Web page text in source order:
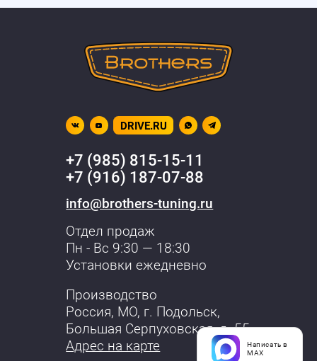
DRIVE.RU
+7 (985) 815-15-11
+7 (916) 187-07-88
info@brothers-tuning.ru
Отдел продаж
Пн - Вс 9:30 — 18:30
Установки ежедневно
Производство
Россия, МО, г. Подольск,
Большая Серпуховская, д. 55
Адрес на карте
Написать в
MAX